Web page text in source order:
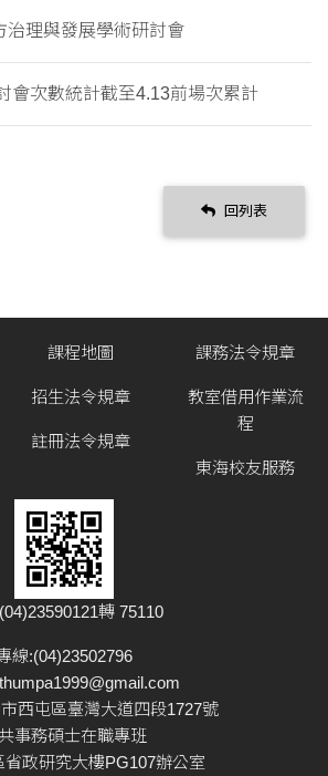
治理與發展學術研討會
會次數統計截至4.13前場次累​計
回列表
課程地圖
招生法令規章
註冊法令規章
課務法令規章
教室借用作業流
程
東海校友服務
轉 75110
線:(04)23502796
thumpa1999@gmail.com
西屯區臺灣大道四段1727號
事務碩士在職專班
省政研究大樓PG107辦公室